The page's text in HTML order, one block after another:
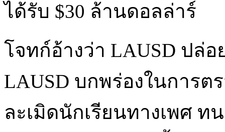
ได้รับ $30 ล้านดอลล่าร์
โจทก์อ้างว่า LAUSD ปล่
LAUSD บกพร่องในการ
ละเมิดนักเรียนทางเพศ ท